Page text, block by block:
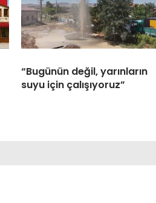
“Bugünün değil, yarınların
suyu için çalışıyoruz”